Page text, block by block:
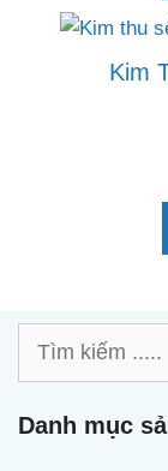
Kim
Tìm
Danh mục